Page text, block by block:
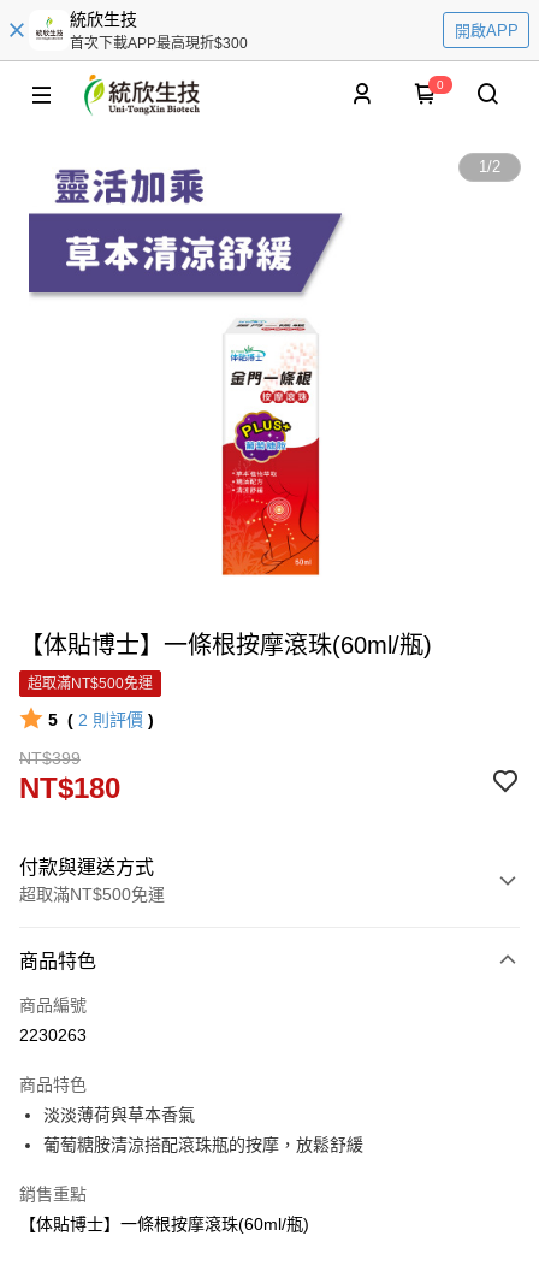
統欣生技
首次下載APP最高現折$300
開啟APP
0
1/2
【体貼博士】一條根按摩滾珠(60ml/瓶)
超取滿NT$500免運
5 ( 2 則評價 )
NT$399
NT$180
付款與運送方式
超取滿NT$500免運
信用卡一次付款
信用卡分期付款
合作金庫商業銀行
華南商業銀行
上海商業儲蓄銀行
台北富邦商業銀行
臺灣中小企業銀行
匯豐（台灣）商業銀行
華泰商業銀行
超商取貨付款
LINE Pay
街口支付
悠遊付
商品特色
商品編號
2230263
商品特色
淡淡薄荷與草本香氣
葡萄糖胺清涼搭配滾珠瓶的按摩，放鬆舒緩
銷售重點
【体貼博士】一條根按摩滾珠(60ml/瓶)